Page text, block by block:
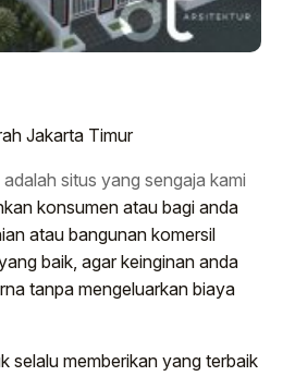
Jakarta Timur
adalah situs yang sengaja kami
konsumen atau bagi anda
atau bangunan komersil
baik, agar keinginan anda
tanpa mengeluarkan biaya
selalu memberikan yang terbaik